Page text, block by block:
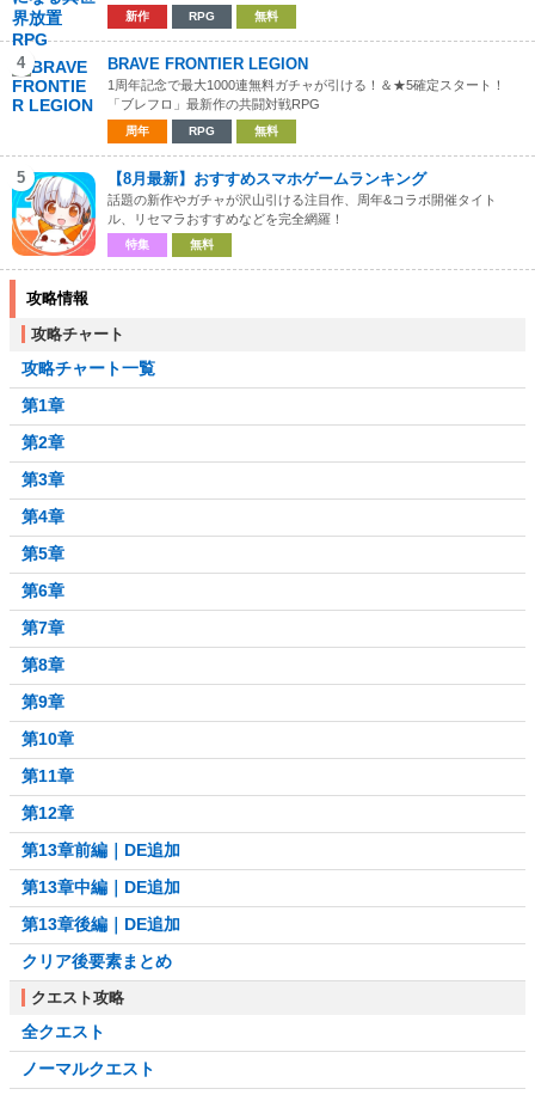
新作 RPG 無料
4 BRAVE FRONTIER LEGION
1周年記念で最大1000連無料ガチャが引ける！＆★5確定スタート！
「ブレフロ」最新作の共闘対戦RPG
周年 RPG 無料
5 【8月最新】おすすめスマホゲームランキング
話題の新作やガチャが沢山引ける注目作、周年&コラボ開催タイト
ル、リセマラおすすめなどを完全網羅！
特集 無料
攻略情報
攻略チャート
攻略チャート一覧
第1章
第2章
第3章
第4章
第5章
第6章
第7章
第8章
第9章
第10章
第11章
第12章
第13章前編｜DE追加
第13章中編｜DE追加
第13章後編｜DE追加
クリア後要素まとめ
クエスト攻略
全クエスト
ノーマルクエスト